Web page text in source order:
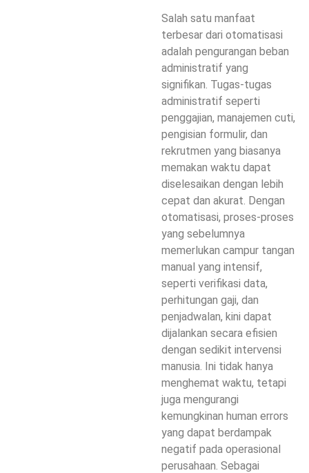
Salah satu manfaat
terbesar dari otomatisasi
adalah pengurangan beban
administratif yang
signifikan. Tugas-tugas
administratif seperti
penggajian, manajemen cuti,
pengisian formulir, dan
rekrutmen yang biasanya
memakan waktu dapat
diselesaikan dengan lebih
cepat dan akurat. Dengan
otomatisasi, proses-proses
yang sebelumnya
memerlukan campur tangan
manual yang intensif,
seperti verifikasi data,
perhitungan gaji, dan
penjadwalan, kini dapat
dijalankan secara efisien
dengan sedikit intervensi
manusia. Ini tidak hanya
menghemat waktu, tetapi
juga mengurangi
kemungkinan human errors
yang dapat berdampak
negatif pada operasional
perusahaan. Sebagai